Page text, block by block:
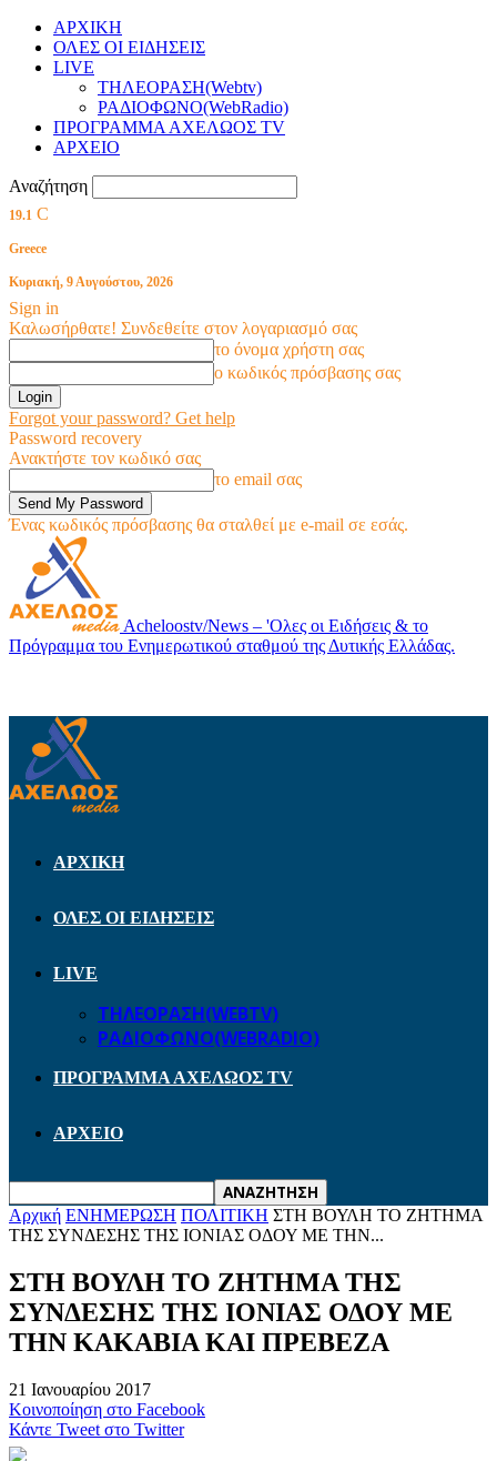
ΑΡΧΙΚΗ
ΟΛΕΣ ΟΙ ΕΙΔΗΣΕΙΣ
LIVE
ΤΗΛΕΟΡΑΣΗ(Webtv)
ΡΑΔΙΟΦΩΝΟ(WebRadio)
ΠΡΟΓΡΑΜΜΑ ΑΧΕΛΩΟΣ TV
ΑΡΧΕΙΟ
Αναζήτηση
19.1 C
Greece
Κυριακή, 9 Αυγούστου, 2026
Sign in
Καλωσήρθατε! Συνδεθείτε στον λογαριασμό σας
το όνομα χρήστη σας
ο κωδικός πρόσβασης σας
Forgot your password? Get help
Password recovery
Ανακτήστε τον κωδικό σας
το email σας
Ένας κωδικός πρόσβασης θα σταλθεί με e-mail σε εσάς.
Acheloostv/News – 'Ολες οι Ειδήσεις & το
Πρόγραμμα του Ενημερωτικού σταθμού της Δυτικής Ελλάδας.
ΑΡΧΙΚΗ
ΟΛΕΣ ΟΙ ΕΙΔΗΣΕΙΣ
LIVE
ΤΗΛΕΟΡΑΣΗ(WEBTV)
ΡΑΔΙΟΦΩΝΟ(WEBRADIO)
ΠΡΟΓΡΑΜΜΑ ΑΧΕΛΩΟΣ TV
ΑΡΧΕΙΟ
Αρχική ΕΝΗΜΕΡΩΣΗ ΠΟΛΙΤΙΚΗ ΣΤΗ ΒΟΥΛΗ ΤΟ ΖΗΤΗΜΑ
ΤΗΣ ΣΥΝΔΕΣΗΣ ΤΗΣ ΙΟΝΙΑΣ ΟΔΟΥ ΜΕ ΤΗΝ...
ΣΤΗ ΒΟΥΛΗ ΤΟ ΖΗΤΗΜΑ ΤΗΣ
ΣΥΝΔΕΣΗΣ ΤΗΣ ΙΟΝΙΑΣ ΟΔΟΥ ΜΕ
ΤΗΝ ΚΑΚΑΒΙΑ ΚΑΙ ΠΡΕΒΕΖΑ
21 Ιανουαρίου 2017
Κοινοποίηση στο Facebook
Κάντε Tweet στο Twitter